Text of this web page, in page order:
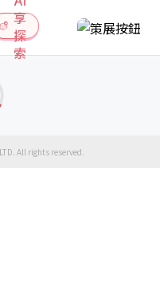
享
探
索
All rights reserved.